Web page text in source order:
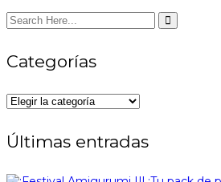
Categorías
Categorías
Últimas entradas